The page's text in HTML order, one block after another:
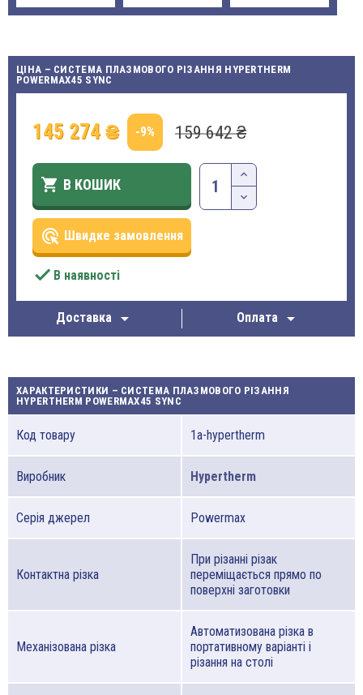
ЦІНА – СИСТЕМА ПЛАЗМОВОГО РІЗАННЯ HYPERTHERM
POWERMAX45 SYNC
145 274 ₴ -9% 159 642 ₴
 В КОШИК
ads_click Швидке замовлення
 В наявності
Доставка  Оплата 
ХАРАКТЕРИСТИКИ – СИСТЕМА ПЛАЗМОВОГО РІЗАННЯ
HYPERTHERM POWERMAX45 SYNC
Код товару 1a-hypertherm
Виробник Hypertherm
Серія джерел Powermax
Контактна різка
При різанні різак
переміщається прямо по
поверхні заготовки
Механізована різка
Автоматизована різка в
портативному варіанті і
різання на столі